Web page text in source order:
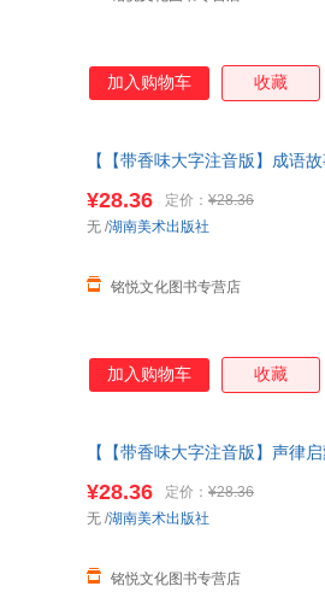
加入购物车 收藏
【【带香味大字注音版】成语
版】成语故事
¥28.36 定价： ¥28.36
铭悦文化图书专营店
无 /湖南美术出版社
加入购物车 收藏
【【带香味大字注音版】声律
版】声律启蒙+哲理故事
¥28.36 定价： ¥28.36
铭悦文化图书专营店
无 /湖南美术出版社